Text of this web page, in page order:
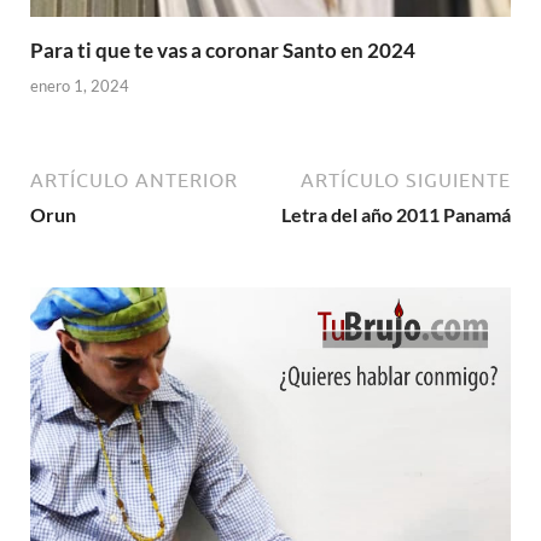
Para ti que te vas a coronar Santo en 2024
enero 1, 2024
ARTÍCULO ANTERIOR
Orun
ARTÍCULO SIGUIENTE
Letra del año 2011 Panamá